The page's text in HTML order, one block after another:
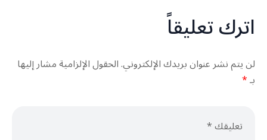
اترك تعليقاً
لن يتم نشر عنوان بريدك الإلكتروني.الحقول الإلزامية مشار إليها
بـ*